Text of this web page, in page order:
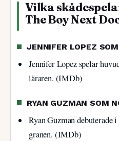
Vilka
The Boy Next
JENNIFER LOPEZ
Jennifer Lopez spelar
läraren. (IMDb)
RYAN GUZMAN SOM
Ryan Guzman debuterade
granen. (IMDb)